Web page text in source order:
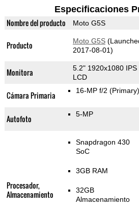
Especificaciones
Nombre del producto Moto G5S
Producto Moto G5S
2017-08-01)
Monitora
5.2" 1920x1080 IPS
LCD
Cámara Primaria 16-MP f/2 (Primary)
Autofoto 5-MP
Procesador,
Almacenamiento
Snapdragon 430
SoC
3GB RAM
32GB
Almacenamiento